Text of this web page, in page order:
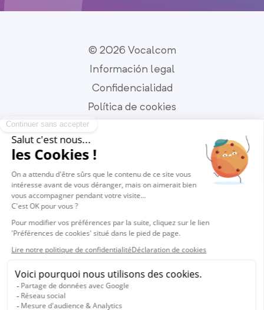
© 2026 Vocalcom
Información legal
Confidencialidad
Política de cookies